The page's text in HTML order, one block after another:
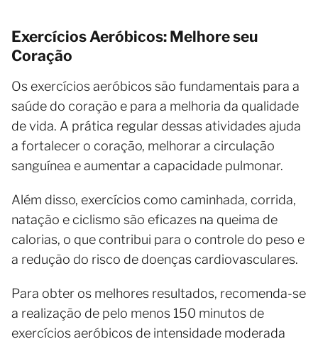
Exercícios Aeróbicos: Melhore seu
Coração
Os exercícios aeróbicos são fundamentais para a
saúde do coração e para a melhoria da qualidade
de vida. A prática regular dessas atividades ajuda
a fortalecer o coração, melhorar a circulação
sanguínea e aumentar a capacidade pulmonar.
Além disso, exercícios como caminhada, corrida,
natação e ciclismo são eficazes na queima de
calorias, o que contribui para o controle do peso e
a redução do risco de doenças cardiovasculares.
Para obter os melhores resultados, recomenda-se
a realização de pelo menos 150 minutos de
exercícios aeróbicos de intensidade moderada